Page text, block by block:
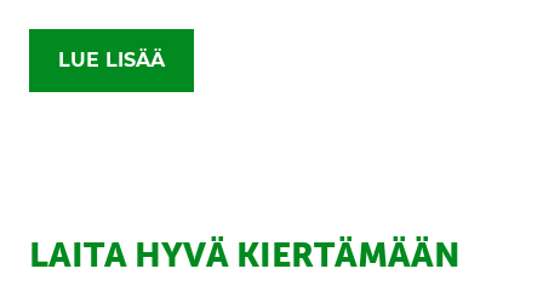
LUE LISÄÄ
LAITA HYVÄ KIERTÄMÄÄN